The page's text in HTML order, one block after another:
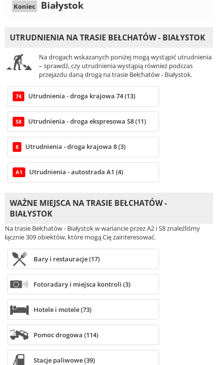
Koniec Białystok
UTRUDNIENIA NA TRASIE BEŁCHATÓW - BIAŁYSTOK
Na drogach wskazanych poniżej mogą wystąpić utrudnienia
– sprawdź, czy utrudnienia wystąpią również podczas
przejazdu daną drogą na trasie Bełchatów - Białystok.
74 Utrudnienia - droga krajowa 74 (13)
S8 Utrudnienia - droga ekspresowa S8 (11)
8 Utrudnienia - droga krajowa 8 (3)
A1 Utrudnienia - autostrada A1 (4)
WAŻNE MIEJSCA NA TRASIE BEŁCHATÓW -
BIAŁYSTOK
Na trasie Bełchatów - Białystok w wariancie przez A2 i S8 znaleźliśmy
łącznie 309 obiektów, które mogą Cię zainteresować.
Bary i restauracje (17)
Fotoradary i miejsca kontroli (3)
Hotele i motele (73)
Pomoc drogowa (114)
Stacje paliwowe (39)